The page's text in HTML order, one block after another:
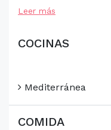
Leer más
COCINAS
Mediterránea
COMIDA